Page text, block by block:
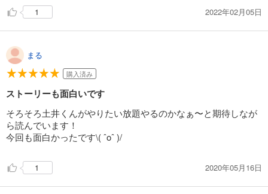
1 2022年02月05日
まる
購入済み
ストーリーも面白いです
そろそろ土井くんがやりたい放題やるのかなぁ〜と期待しなが
ら読んでいます！
今回も面白かったです\( ˆoˆ )/
1 2020年05月16日